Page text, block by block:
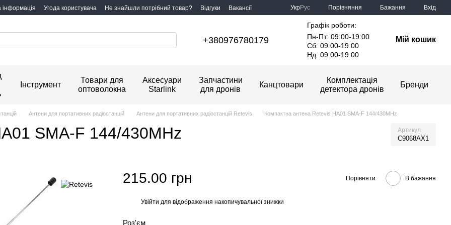
інформація Угода користувача Не знайшли потрібний товар? Відгуки Вакансії УкрРус Порівняння Бажання Вхід
+380976780179
Графік роботи:
Пн-Пт: 09:00-19:00
Сб: 09:00-19:00
Нд: 09:00-19:00
Мій кошик
Інструмент
Товари для
оптоволокна
Аксесуари
Starlink
Запчастини
для дронів
Канцтовари
Комплектація
детектора дронів
Бренди
Антени для портативних радіостанцій Антени для портативних радіостанцій Retevis Компактна антена Retevis HA01 SMA-F 144/430MHz
SMA-F 144/430MHz Артикул
C9068AX1
215.00 грн Порівняти В бажання
Увійти для відображення накопичувальної знижки
Роз'єм